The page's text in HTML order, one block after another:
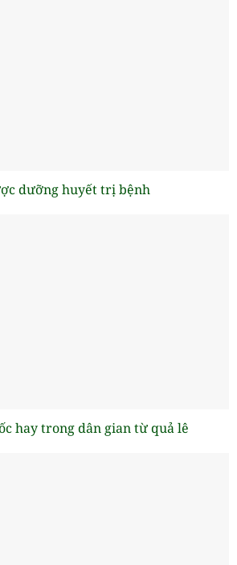
dưỡng huyết trị bệnh
hay trong dân gian từ quả lê